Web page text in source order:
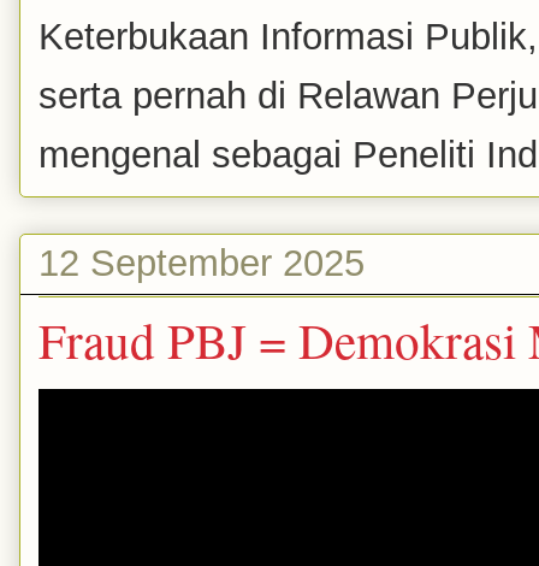
Keterbukaan Informasi
serta pernah di Relawan
mengenal sebagai Peneliti
12 September 2025
Fraud PBJ =